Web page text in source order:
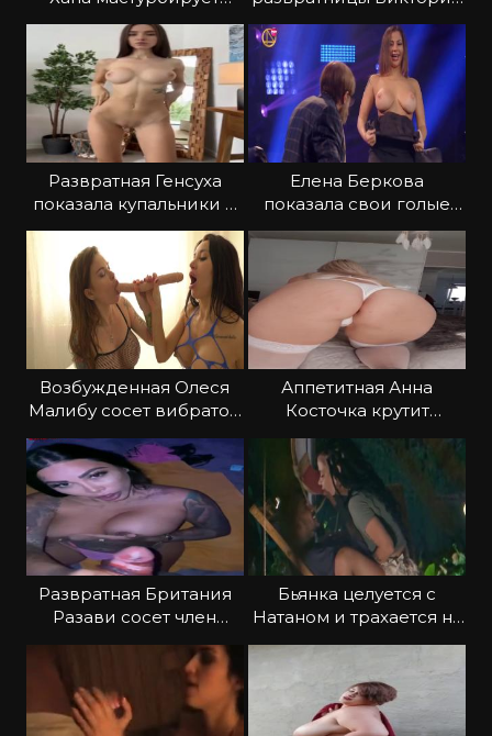
вибратором
Ширгиной
Развратная Генсуха
показала купальники и
прелести
Елена Беркова
показала свои голые
сиськи на ТНТ4
Возбужденная Олеся
Малибу сосет вибратор
с подругой
Аппетитная Анна
Косточка крутит
шикарной задницей в
трусах
Развратная Британия
Разави сосет член
партнера
Бьянка целуется с
Натаном и трахается на
шоу Звёзды в Джунглях